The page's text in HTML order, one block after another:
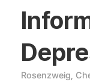
Rosenzweig,